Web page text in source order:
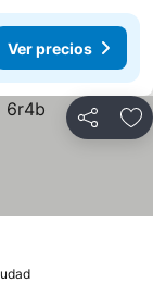
Ver precios
Compartir